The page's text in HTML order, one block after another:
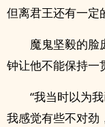
但离君王还有一定
魔鬼坚毅的脸
钟让他不能保持一
“我当时以为
我感觉有些不对劲